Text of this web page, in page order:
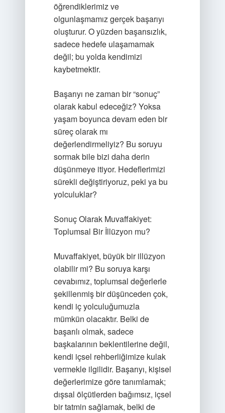
öğrendiklerimiz ve
olgunlaşmamız gerçek başarıyı
oluşturur. O yüzden başarısızlık,
sadece hedefe ulaşamamak
değil; bu yolda kendimizi
kaybetmektir.
Başarıyı ne zaman bir “sonuç”
olarak kabul edeceğiz? Yoksa
yaşam boyunca devam eden bir
süreç olarak mı
değerlendirmeliyiz? Bu soruyu
sormak bile bizi daha derin
düşünmeye itiyor. Hedeflerimizi
sürekli değiştiriyoruz, peki ya bu
yolculuklar?
Sonuç Olarak Muvaffakiyet:
Toplumsal Bir İllüzyon mu?
Muvaffakiyet, büyük bir illüzyon
olabilir mi? Bu soruya karşı
cevabımız, toplumsal değerlerle
şekillenmiş bir düşünceden çok,
kendi iç yolculuğumuzla
mümkün olacaktır. Belki de
başarılı olmak, sadece
başkalarının beklentilerine değil,
kendi içsel rehberliğimize kulak
vermekle ilgilidir. Başarıyı, kişisel
değerlerimize göre tanımlamak;
dışsal ölçütlerden bağımsız, içsel
bir tatmin sağlamak, belki de